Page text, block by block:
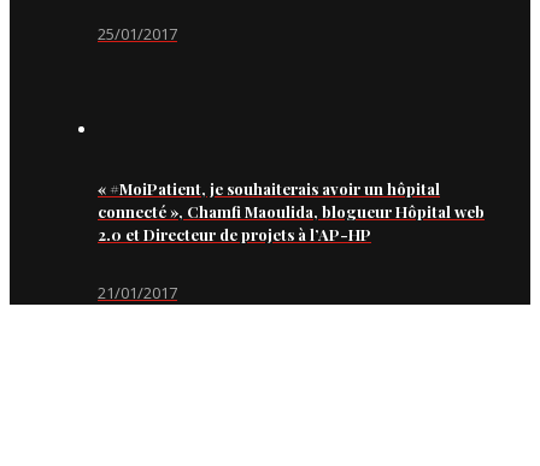
25/01/2017
« #MoiPatient, je souhaiterais avoir un hôpital
connecté », Chamfi Maoulida, blogueur Hôpital web
2.0 et Directeur de projets à l’AP-HP
21/01/2017